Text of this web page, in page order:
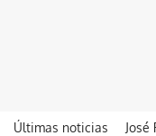
Últimas noticias José